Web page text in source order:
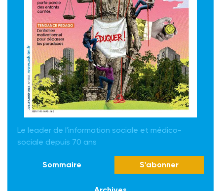
Le leader de l'information sociale et médico-
sociale depuis 70 ans
Sommaire S'abonner